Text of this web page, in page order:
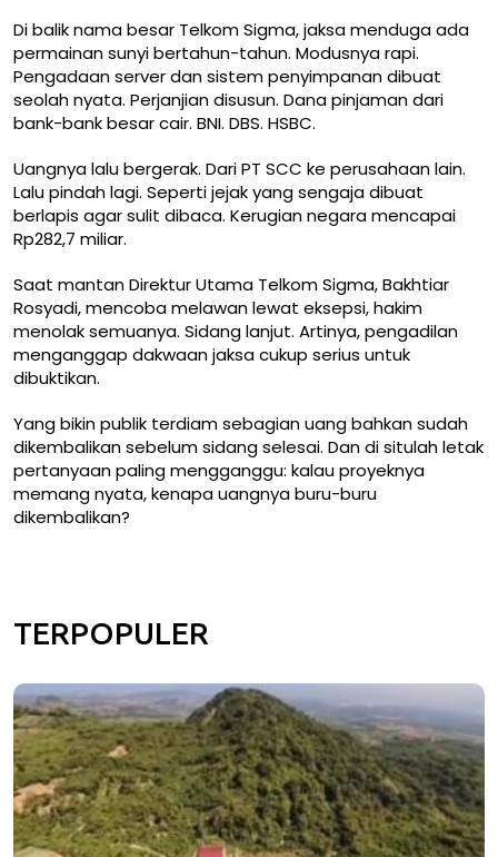
Di balik nama besar Telkom Sigma, jaksa menduga ada
permainan sunyi bertahun-tahun. Modusnya rapi.
Pengadaan server dan sistem penyimpanan dibuat
seolah nyata. Perjanjian disusun. Dana pinjaman dari
bank-bank besar cair. BNI. DBS. HSBC.
Uangnya lalu bergerak. Dari PT SCC ke perusahaan lain.
Lalu pindah lagi. Seperti jejak yang sengaja dibuat
berlapis agar sulit dibaca. Kerugian negara mencapai
Rp282,7 miliar.
Saat mantan Direktur Utama Telkom Sigma, Bakhtiar
Rosyadi, mencoba melawan lewat eksepsi, hakim
menolak semuanya. Sidang lanjut. Artinya, pengadilan
menganggap dakwaan jaksa cukup serius untuk
dibuktikan.
Yang bikin publik terdiam sebagian uang bahkan sudah
dikembalikan sebelum sidang selesai. Dan di situlah letak
pertanyaan paling mengganggu: kalau proyeknya
memang nyata, kenapa uangnya buru-buru
dikembalikan?
TERPOPULER